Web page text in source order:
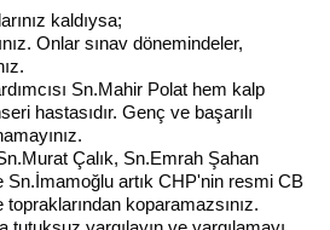
kaldıysa;
Onlar sınav dönemindeler,
Sn.Mahir Polat hem kalp
hastasıdır. Genç ve başarılı
Çalık, Sn.Emrah Şahan
Sn.İmamoğlu artık CHP'nin resmi CB
topraklarından koparamazsınız.
Haberin Doğru Adresi.